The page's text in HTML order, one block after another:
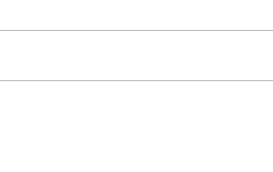
Neón - Dia 11- Acuario